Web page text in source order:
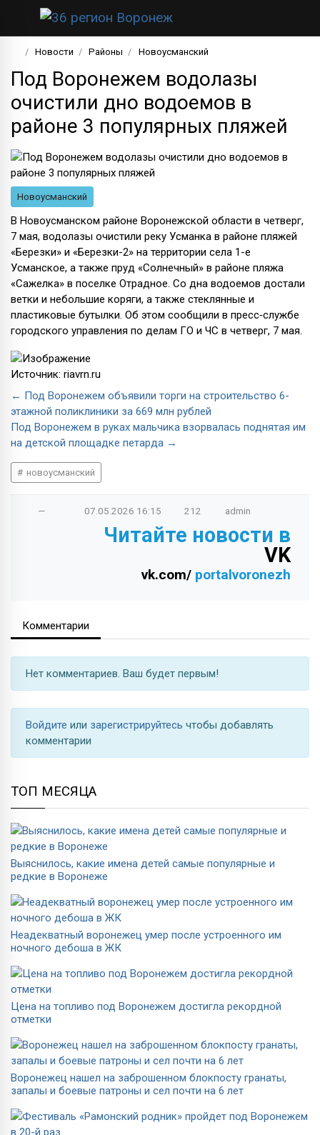
Новости Районы Новоусманский
Под Воронежем водолазы
очистили дно водоемов в
районе 3 популярных пляжей
Новоусманский
В Новоусманском районе Воронежской области в четверг,
7 мая, водолазы очистили реку Усманка в районе пляжей
«Березки» и «Березки-2» на территории села 1-е
Усманское, а также пруд «Солнечный» в районе пляжа
«Сажелка» в поселке Отрадное. Со дна водоемов достали
ветки и небольшие коряги, а также стеклянные и
пластиковые бутылки. Об этом сообщили в пресс‑службе
городского управления по делам ГО и ЧС в четверг, 7 мая.
Источник: riavrn.ru
← Под Воронежем объявили торги на строительство 6-
этажной поликлиники за 669 млн рублей
Под Воронежем в руках мальчика взорвалась поднятая им
на детской площадке петарда →
новоусманский
— 07.05.2026 16:15 212 admin
Читайте новости в
VK
vk.com/ portalvoronezh
Комментарии
Нет комментариев. Ваш будет первым!
Войдите или зарегистрируйтесь чтобы добавлять
комментарии
ТОП МЕСЯЦА
Выяснилось, какие имена детей самые популярные и
редкие в Воронеже
Неадекватный воронежец умер после устроенного им
ночного дебоша в ЖК
Цена на топливо под Воронежем достигла рекордной
отметки
Воронежец нашел на заброшенном блокпосту гранаты,
запалы и боевые патроны и сел почти на 6 лет